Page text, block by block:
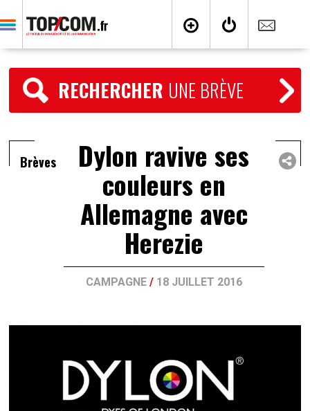
RECHERCHER UNE BRÈVE
Brèves Dylon ravive ses
couleurs en
Allemagne avec
Herezie
CAMPAGNE/ 18 JUILLET 2016